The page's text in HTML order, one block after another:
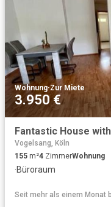
Wohnung·Zur Miete
3.950 €
Vogelsang, Köln
155 m²4 ZimmerWohnung
·Büroraum
Seit mehr als einem Monat